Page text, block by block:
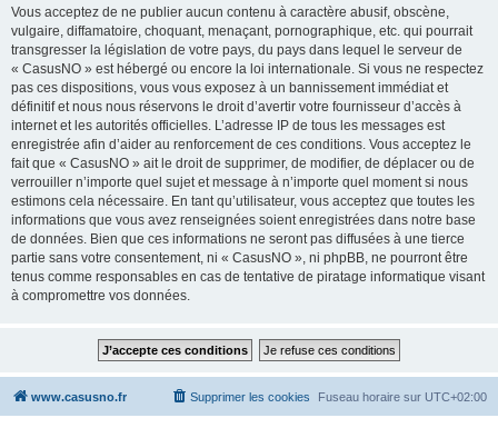
Vous acceptez de ne publier aucun contenu à caractère abusif, obscène,
vulgaire, diffamatoire, choquant, menaçant, pornographique, etc. qui pourrait
transgresser la législation de votre pays, du pays dans lequel le serveur de
« CasusNO » est hébergé ou encore la loi internationale. Si vous ne respectez
pas ces dispositions, vous vous exposez à un bannissement immédiat et
définitif et nous nous réservons le droit d’avertir votre fournisseur d’accès à
internet et les autorités officielles. L’adresse IP de tous les messages est
enregistrée afin d’aider au renforcement de ces conditions. Vous acceptez le
fait que « CasusNO » ait le droit de supprimer, de modifier, de déplacer ou de
verrouiller n’importe quel sujet et message à n’importe quel moment si nous
estimons cela nécessaire. En tant qu’utilisateur, vous acceptez que toutes les
informations que vous avez renseignées soient enregistrées dans notre base
de données. Bien que ces informations ne seront pas diffusées à une tierce
partie sans votre consentement, ni « CasusNO », ni phpBB, ne pourront être
tenus comme responsables en cas de tentative de piratage informatique visant
à compromettre vos données.
www.casusno.fr Fuseau horaire sur UTC+02:00
Supprimer les cookies